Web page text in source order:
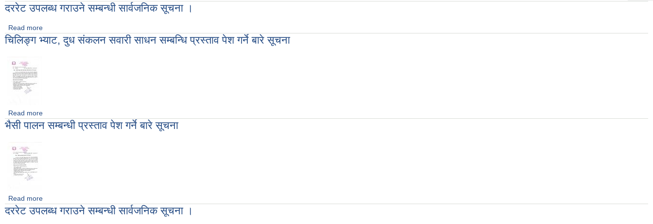
दररेट उपलब्ध गराउने सम्बन्धी सार्वजनिक सूचना ।
Read more
चिलिङ्ग भ्याट, दुध संकलन सवारी साधन सम्बन्धि प्रस्ताव पेश गर्ने बारे सूचना
Read more
भैसी पालन सम्बन्धी प्रस्ताव पेश गर्ने बारे सूचना
Read more
दररेट उपलब्ध गराउने सम्बन्धी सार्वजनिक सूचना ।